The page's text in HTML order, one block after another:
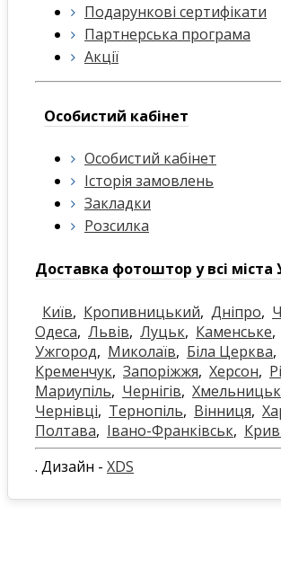
Подарункові сертифікати
Партнерська програма
Акції
Особистий кабінет
Особистий кабінет
Історія замовлень
Закладки
Розсилка
Доставка фотоштор у всі міста
Київ, Кропивницький, Дніпро,
Одеса, Львів, Луцьк, Каменське,
Ужгород, Миколаїв, Біла Церква,
Кременчук, Запоріжжя, Херсон,
Мариупіль, Чернігів,
Чернівці, Тернопіль, Вінниця,
Полтава, Івано-Франківськ,
. Дизайн - XDS